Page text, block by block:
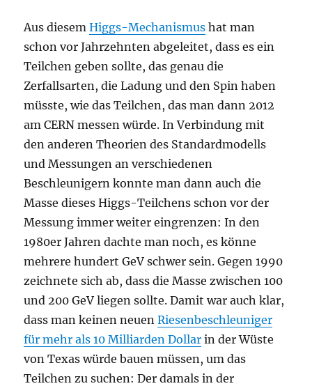
Aus diesemHiggs-Mechanismus hat man
schon vor Jahrzehnten abgeleitet, dass es ein
Teilchen geben sollte, das genau die
Zerfallsarten, die Ladung und den Spin haben
müsste, wie das Teilchen, das man dann 2012
am CERN messen würde. In Verbindung mit
den anderen Theorien des Standardmodells
und Messungen an verschiedenen
Beschleunigern konnte man dann auch die
Masse dieses Higgs-Teilchens schon vor der
Messung immer weiter eingrenzen: In den
1980er Jahren dachte man noch, es könne
mehrere hundert GeV schwer sein. Gegen 1990
zeichnete sich ab, dass die Masse zwischen 100
und 200 GeV liegen sollte. Damit war auch klar,
dass man keinen neuenRiesenbeschleuniger
für mehr als 10 Milliarden Dollar in der Wüste
von Texas würde bauen müssen, um das
Teilchen zu suchen: Der damals in der